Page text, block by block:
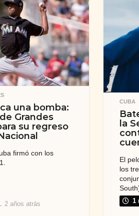
s
a
t
r
s
CUBA
la
El
los
1
una bomba:
Grandes
su regreso
firmó con los
2 años atrás